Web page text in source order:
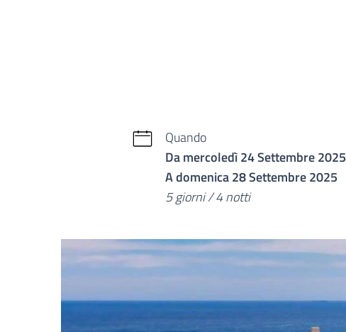
Quando
Da mercoledì 24 Settembre 2025
A domenica 28 Settembre 2025
5 giorni / 4 notti